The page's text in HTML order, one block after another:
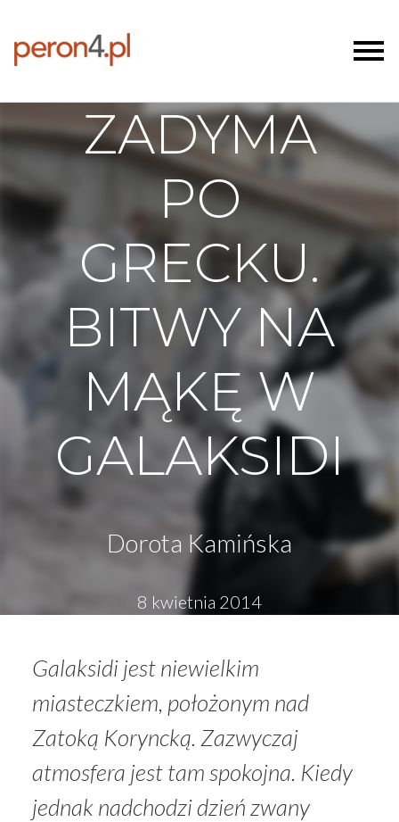
ZADYMA
PO
GRECKU.
BITWY NA
MĄKĘ W
GALAKSIDI
Dorota Kamińska
8 kwietnia 2014
Galaksidi jest niewielkim
miasteczkiem, położonym nad
Zatoką Koryncką. Zazwyczaj
atmosfera jest tam spokojna. Kiedy
jednak nadchodzi dzień zwany